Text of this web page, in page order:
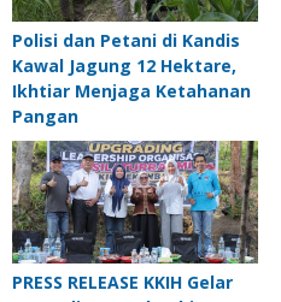
Polisi dan Petani di Kandis
Kawal Jagung 12 Hektare,
Ikhtiar Menjaga Ketahanan
Pangan
PRESS RELEASE KKIH Gelar